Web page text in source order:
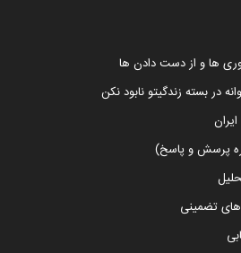
ها و از دست دادن ها
در بسته زندگیتو نابود نکن
پرسش و پاسخ)
های تضمینی